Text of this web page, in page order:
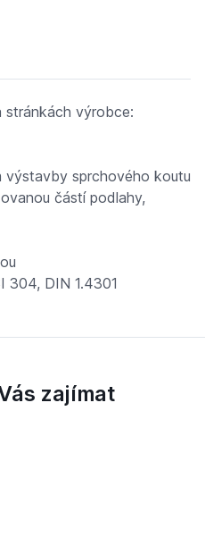
stránkách výrobce:
výstavby sprchového koutu
částí podlahy,
304, DIN 1.4301
zajímat